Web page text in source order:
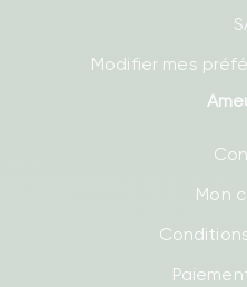
Modifier mes
Mon